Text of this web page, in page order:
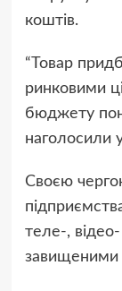
коштів.
“Товар
ринковими
бюджету
наголосили
Своєю
теле-, відео-
завищеними